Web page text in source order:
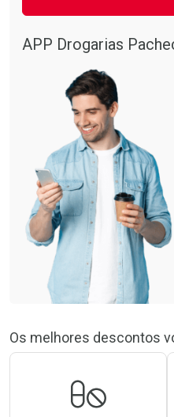
APP Drogarias
Os melhores descontos